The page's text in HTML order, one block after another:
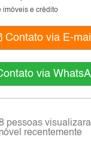
imóveis e crédito
Contato via E-mail
via
pessoas
recentemente